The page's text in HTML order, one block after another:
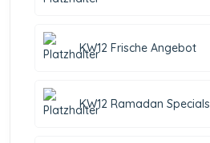
KW12 Frische Angebot
KW12 Ramadan Specials